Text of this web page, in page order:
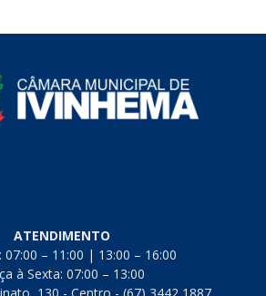
ATENDIMENTO
07:00 – 11:00 | 13:00 – 16:00
à Sexta: 07:00 – 13:00